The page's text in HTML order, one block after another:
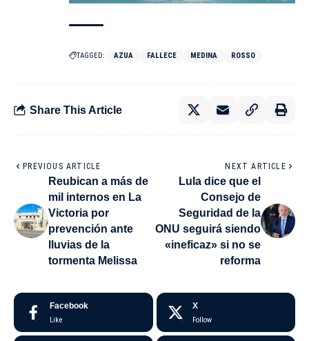
TAGGED: AZUA FALLECE MEDINA ROSSO
Share This Article
PREVIOUS ARTICLE
Reubican a más de
mil internos en La
Victoria por
prevención ante
lluvias de la
tormenta Melissa
NEXT ARTICLE
Lula dice que el
Consejo de
Seguridad de la
ONU seguirá siendo
«ineficaz» si no se
reforma
Facebook
Like
X
Follow